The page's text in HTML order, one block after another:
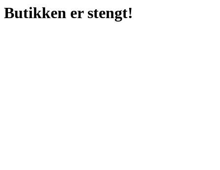
Butikken er stengt!